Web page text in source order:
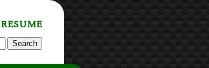
RESUME
Search